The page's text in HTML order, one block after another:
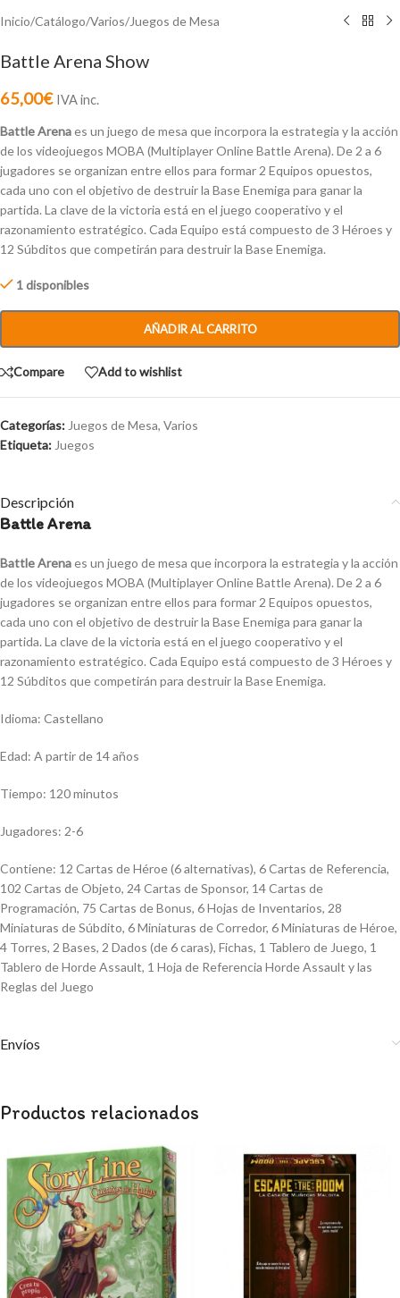
Inicio/Catálogo/Varios/Juegos de Mesa
Battle Arena Show
65,00€ IVA inc.
Battle Arenaes un juego de mesa que incorpora la estrategia y la acción
de los videojuegos MOBA (Multiplayer Online Battle Arena). De 2 a 6
jugadores se organizan entre ellos para formar 2 Equipos opuestos,
cada uno con el objetivo de destruir la Base Enemiga para ganar la
partida. La clave de la victoria está en el juego cooperativo y el
razonamiento estratégico. Cada Equipo está compuesto de 3 Héroes y
12 Súbditos que competirán para destruir la Base Enemiga.
1 disponibles
AÑADIR AL CARRITO
Compare Add to wishlist
Categorías: Juegos de Mesa, Varios
Etiqueta: Juegos
Descripción
Battle Arena
Battle Arenaes un juego de mesa que incorpora la estrategia y la acción
de los videojuegos MOBA (Multiplayer Online Battle Arena). De 2 a 6
jugadores se organizan entre ellos para formar 2 Equipos opuestos,
cada uno con el objetivo de destruir la Base Enemiga para ganar la
partida. La clave de la victoria está en el juego cooperativo y el
razonamiento estratégico. Cada Equipo está compuesto de 3 Héroes y
12 Súbditos que competirán para destruir la Base Enemiga.
Idioma: Castellano
Edad: A partir de 14 años
Tiempo: 120 minutos
Jugadores: 2-6
Contiene: 12 Cartas de Héroe (6 alternativas), 6 Cartas de Referencia,
102 Cartas de Objeto, 24 Cartas de Sponsor, 14 Cartas de
Programación, 75 Cartas de Bonus, 6 Hojas de Inventarios, 28
Miniaturas de Súbdito, 6 Miniaturas de Corredor, 6 Miniaturas de Héroe,
4 Torres, 2 Bases, 2 Dados (de 6 caras), Fichas, 1 Tablero de Juego, 1
Tablero de Horde Assault, 1 Hoja de Referencia Horde Assault y las
Reglas del Juego
Envíos
Productos relacionados